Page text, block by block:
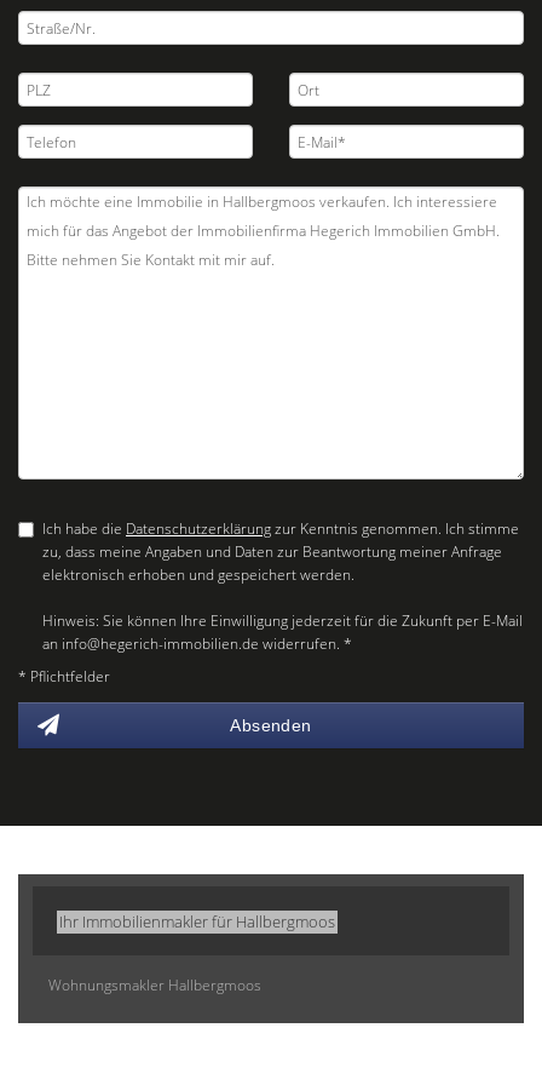
Ich habe die Datenschutzerklärungzur Kenntnis genommen. Ich stimme
zu, dass meine Angaben und Daten zur Beantwortung meiner Anfrage
elektronisch erhoben und gespeichert werden.
Hinweis: Sie können Ihre Einwilligung jederzeit für die Zukunft per E-Mail
an info@hegerich-immobilien.de widerrufen. *
* Pflichtfelder
Absenden
Ihr Immobilienmakler für Hallbergmoos
Wohnungsmakler Hallbergmoos